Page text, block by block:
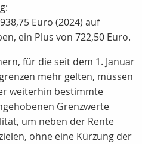
Euro (2024) auf
ein Plus von 722,50 Euro.
für die seit dem 1. Januar
mehr gelten, müssen
weiterhin bestimmte
Grenzwerte
um neben der Rente
ohne eine Kürzung der